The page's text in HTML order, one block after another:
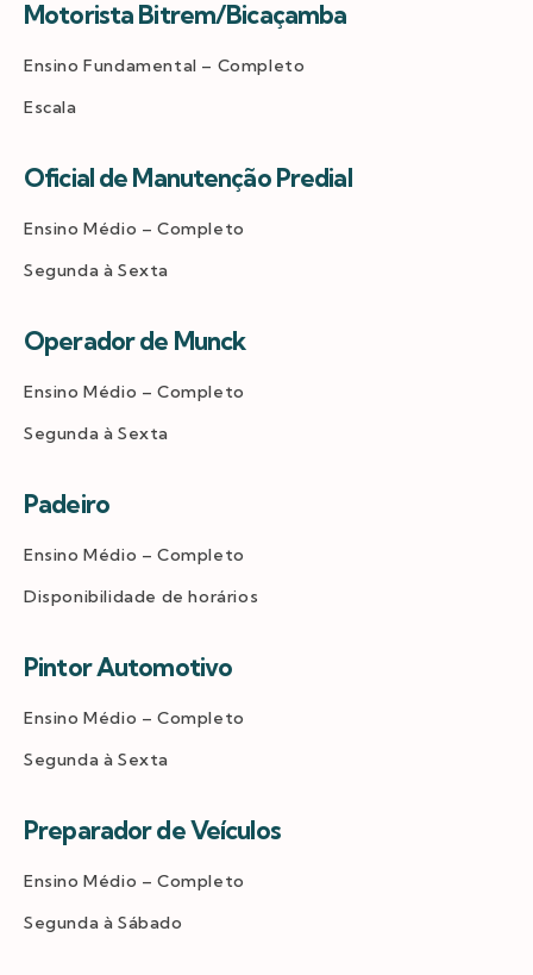
Motorista Bitrem/Bicaçamba
Ensino Fundamental – Completo
Escala
Oficial de Manutenção Predial
Ensino Médio – Completo
Segunda à Sexta
Operador de Munck
Ensino Médio – Completo
Segunda à Sexta
Padeiro
Ensino Médio – Completo
Disponibilidade de horários
Pintor Automotivo
Ensino Médio – Completo
Segunda à Sexta
Preparador de Veículos
Ensino Médio – Completo
Segunda à Sábado